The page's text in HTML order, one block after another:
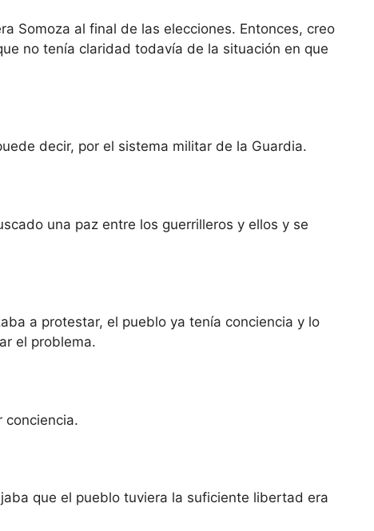
Somoza al final de las elecciones. Entonces, creo
no tenía claridad todavía de la situación en que
decir, por el sistema militar de la Guardia.
una paz entre los guerrilleros y ellos y se
a protestar, el pueblo ya tenía conciencia y lo
el problema.
conciencia.
que el pueblo tuviera la suficiente libertad era